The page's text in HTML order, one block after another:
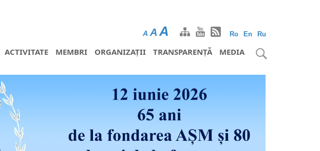
Ro En Ru
A A A
ACTIVITATE MEMBRI ORGANIZAȚII TRANSPARENȚĂ MEDIA